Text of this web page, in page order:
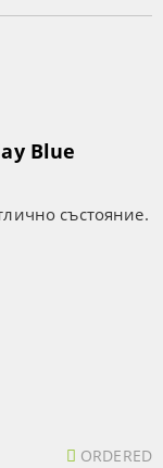
Blue
състояние.
ORDERED